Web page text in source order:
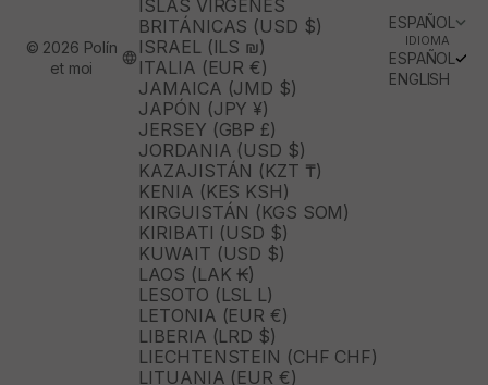
ISLAS VÍRGENES
BRITÁNICAS (USD $)
ISRAEL (ILS ₪)
ITALIA (EUR €)
JAMAICA (JMD $)
JAPÓN (JPY ¥)
JERSEY (GBP £)
JORDANIA (USD $)
KAZAJISTÁN (KZT ₸)
KENIA (KES KSH)
KIRGUISTÁN (KGS SOM)
KIRIBATI (USD $)
KUWAIT (USD $)
LAOS (LAK ₭)
LESOTO (LSL L)
LETONIA (EUR €)
LIBERIA (LRD $)
LIECHTENSTEIN (CHF CHF)
LITUANIA (EUR €)
ESPAÑOL
IDIOMA
ESPAÑOL
ENGLISH
© 2026 Polín
et moi